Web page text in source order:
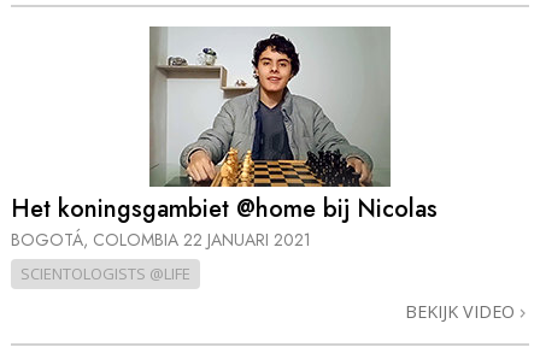
Het koningsgambiet @home bij Nicolas
BOGOTÁ, COLOMBIA 22 JANUARI 2021
SCIENTOLOGISTS @LIFE
BEKIJK VIDEO